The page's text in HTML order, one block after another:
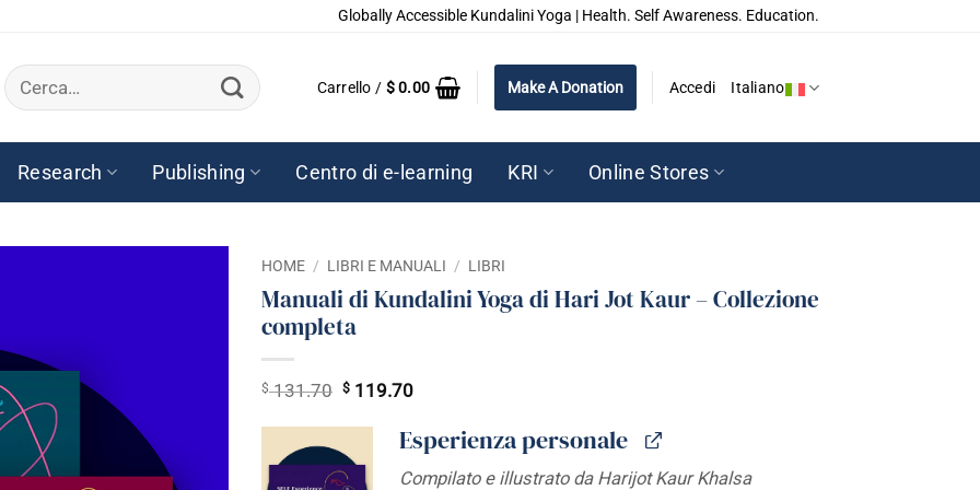
Globally Accessible Kundalini Yoga | Health. Self Awareness. Education.
Cerca:
Carrello / $0.00 Make A Donation Accedi Italiano
Research Publishing Centro di e-learning KRI Online Stores
HOME / LIBRI E MANUALI / LIBRI
Manuali di Kundalini Yoga di Hari Jot Kaur – Collezione
completa
$131.70 Il
originale
era:
$119.70Il
attuale
Esperienza personale
Compilato e illustrato da Harijot Kaur Khalsa